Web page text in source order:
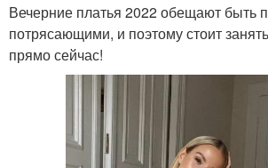
Вечерние платья 2022 обещают быть
потрясающими, и поэтому стоит
прямо сейчас!